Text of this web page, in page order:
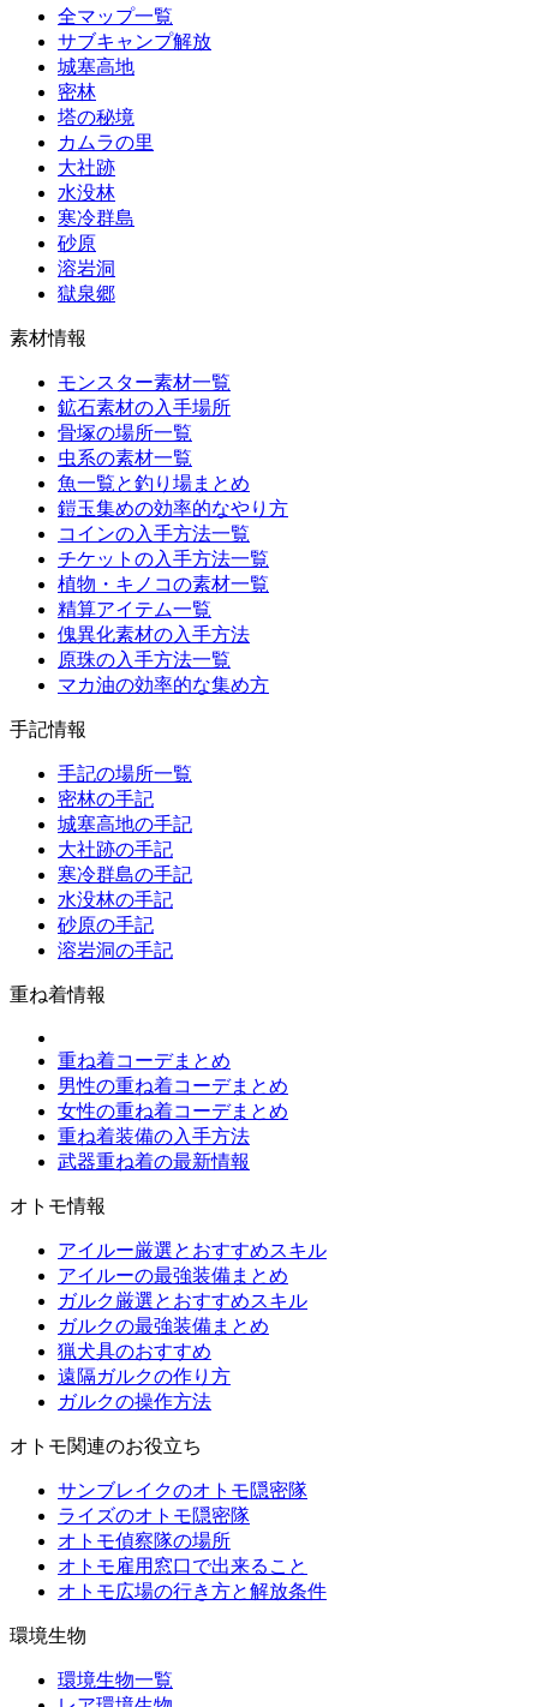
全マップ一覧
サブキャンプ解放
城塞高地
密林
塔の秘境
カムラの里
大社跡
水没林
寒冷群島
砂原
溶岩洞
獄泉郷
素材情報
モンスター素材一覧
鉱石素材の入手場所
骨塚の場所一覧
虫系の素材一覧
魚一覧と釣り場まとめ
鎧玉集めの効率的なやり方
コインの入手方法一覧
チケットの入手方法一覧
植物・キノコの素材一覧
精算アイテム一覧
傀異化素材の入手方法
原珠の入手方法一覧
マカ油の効率的な集め方
手記情報
手記の場所一覧
密林の手記
城塞高地の手記
大社跡の手記
寒冷群島の手記
水没林の手記
砂原の手記
溶岩洞の手記
重ね着情報
重ね着コーデまとめ
男性の重ね着コーデまとめ
女性の重ね着コーデまとめ
重ね着装備の入手方法
武器重ね着の最新情報
オトモ情報
アイルー厳選とおすすめスキル
アイルーの最強装備まとめ
ガルク厳選とおすすめスキル
ガルクの最強装備まとめ
猟犬具のおすすめ
遠隔ガルクの作り方
ガルクの操作方法
オトモ関連のお役立ち
サンブレイクのオトモ隠密隊
ライズのオトモ隠密隊
オトモ偵察隊の場所
オトモ雇用窓口で出来ること
オトモ広場の行き方と解放条件
環境生物
環境生物一覧